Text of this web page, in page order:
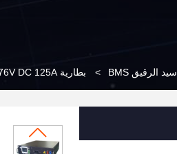
سيد الرقيق BMS > بطارية Lifepo4 LFP LTO NCM 195S 576V DC 125A